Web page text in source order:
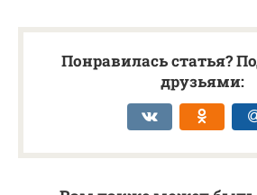
Понравилась статья?
друзьями: